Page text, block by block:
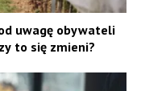
uwagę obywateli
to się zmieni?